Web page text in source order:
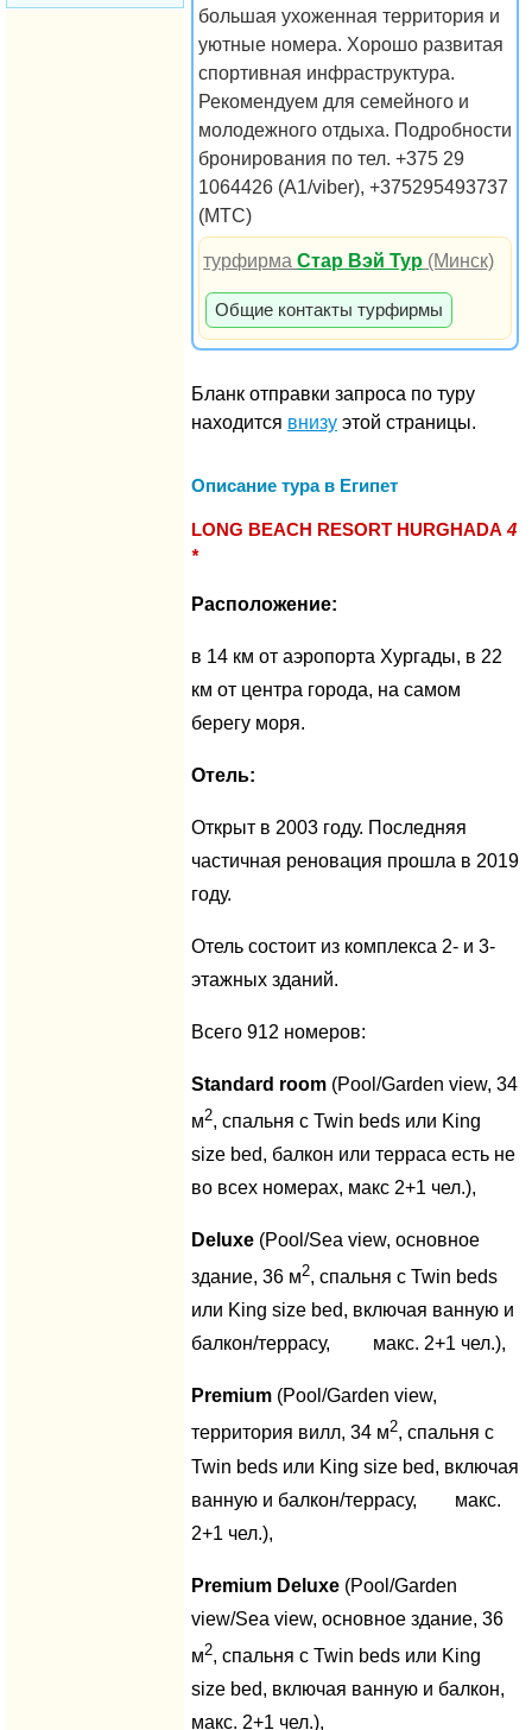
большая ухоженная территория и
уютные номера. Хорошо развитая
спортивная инфраструктура.
Рекомендуем для семейного и
молодежного отдыха. Подробности
бронирования по тел. +375 29
1064426 (A1/viber), +375295493737
(МТС)
турфирмаСтар Вэй Тур (Минск)
Общие контакты турфирмы
Бланк отправки запроса по туру
находится внизу этой страницы.
Описание тура в Египет
LONG BEACH RESORT HURGHADA4
*
Расположение:
в 14 км от аэропорта Хургады, в 22
км от центра города, на самом
берегу моря.
Отель:
Открыт в 2003 году. Последняя
частичная реновация прошла в 2019
году.
Отель состоит из комплекса 2- и 3-
этажных зданий.
Всего 912 номеров:
Standard room (Pool/Garden view, 34
м2, спальня с Twin beds или King
size bed, балкон или терраса есть не
во всех номерах, макс 2+1 чел.),
Deluxe (Pool/Sea view, основное
здание, 36 м2, спальня с Twin beds
или King size bed, включая ванную и
балкон/террасу, макс. 2+1 чел.),
Premium (Pool/Garden view,
территория вилл, 34 м2, спальня с
Twin beds или King size bed, включая
ванную и балкон/террасу, макс.
2+1 чел.),
Premium Deluxe (Pool/Garden
view/Sea view, основное здание, 36
м2, спальня с Twin beds или King
size bed, включая ванную и балкон,
макс. 2+1 чел.),